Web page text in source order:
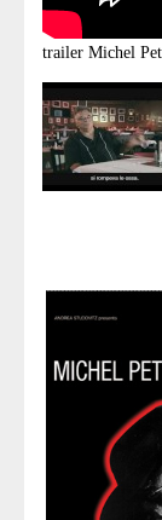
trailer Michel